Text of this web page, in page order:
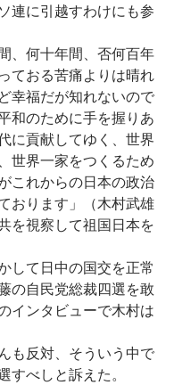
連に引越すわけにも参
、何十年間、否何百年
ておる苦痛よりは晴れ
幸福だが知れないので
和のために手を握りあ
に貢献してゆく、世界
世界一家をつくるため
これからの日本の政治
おります」（木村武雄
を視察して祖国日本を
して日中の国交を正常
の自民党総裁四選を敢
インタビューで木村は
も反対、そういう中で
すべしと訴えた。